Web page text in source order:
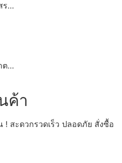
ร…
ต…
ค้า
! สะดวกรวดเร็ว ปลอดภัย สั่งซื้อ